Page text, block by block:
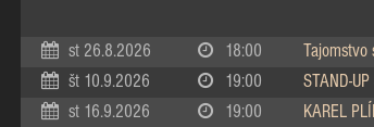
st 26.8.2026 18:00
št 10.9.2026 19:00 STAND-
st 16.9.2026 19:00 KAREL